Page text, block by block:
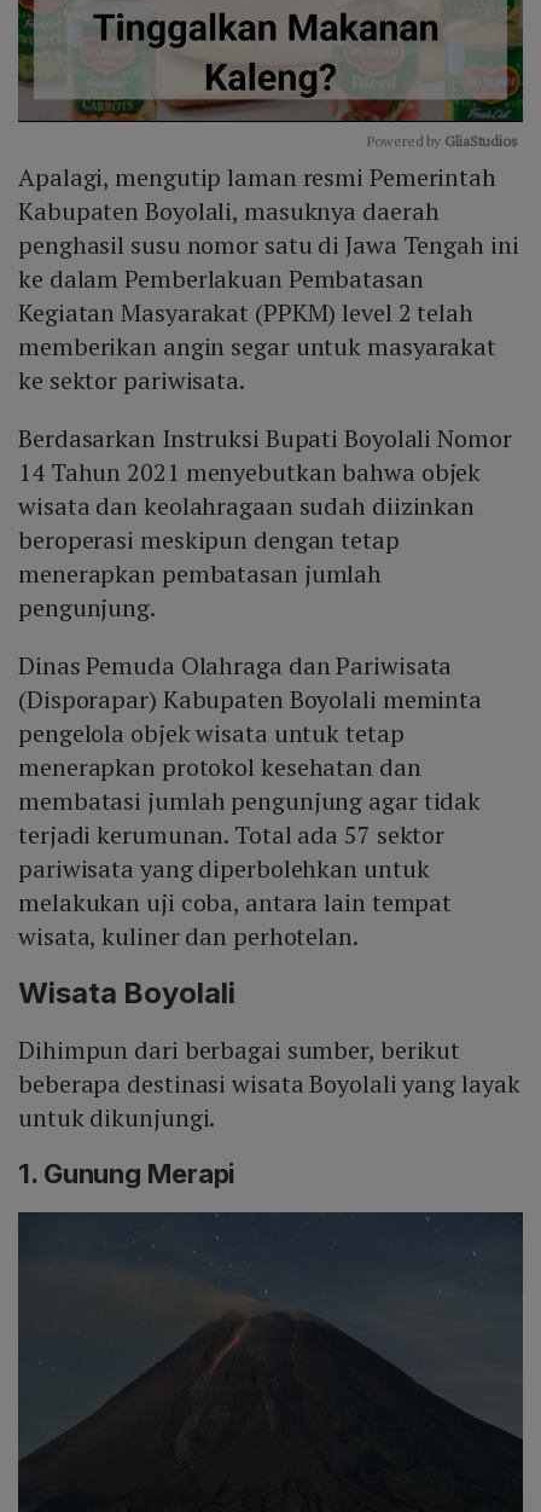
Mute
Powered by GliaStudios
Apalagi, mengutip laman resmi Pemerintah
Kabupaten Boyolali, masuknya daerah
penghasil susu nomor satu di Jawa Tengah ini
ke dalam Pemberlakuan Pembatasan
Kegiatan Masyarakat (PPKM) level 2 telah
memberikan angin segar untuk masyarakat
ke sektor pariwisata.
Berdasarkan Instruksi Bupati Boyolali Nomor
14 Tahun 2021 menyebutkan bahwa objek
wisata dan keolahragaan sudah diizinkan
beroperasi meskipun dengan tetap
menerapkan pembatasan jumlah
pengunjung.
Dinas Pemuda Olahraga dan Pariwisata
(Disporapar) Kabupaten Boyolali meminta
pengelola objek wisata untuk tetap
menerapkan protokol kesehatan dan
membatasi jumlah pengunjung agar tidak
terjadi kerumunan. Total ada 57 sektor
pariwisata yang diperbolehkan untuk
melakukan uji coba, antara lain tempat
wisata, kuliner dan perhotelan.
Wisata Boyolali
Dihimpun dari berbagai sumber, berikut
beberapa destinasi wisata Boyolali yang layak
untuk dikunjungi.
1. Gunung Merapi